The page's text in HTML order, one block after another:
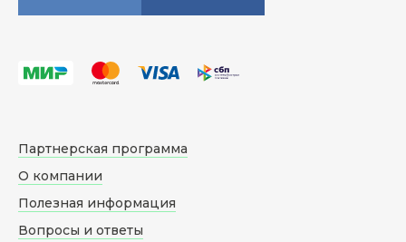
Партнерская программа
О компании
Полезная информация
Вопросы и ответы